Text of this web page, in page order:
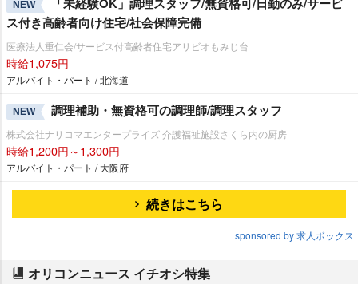
NEW
ス付き高齢者向け住宅/社会保障完備
医療法人重仁会/サービス付高齢者住宅アリビオもみじ台
時給1,075円
アルバイト・パート / 北海道
NEW 調理補助・無資格可の調理師/調理スタッフ
株式会社ナリコマエンタープライズ 介護福祉施設さくら内の厨房
時給1,200円～1,300円
アルバイト・パート / 大阪府
続きはこちら
sponsored by 求人ボックス
オリコンニュース イチオシ特集